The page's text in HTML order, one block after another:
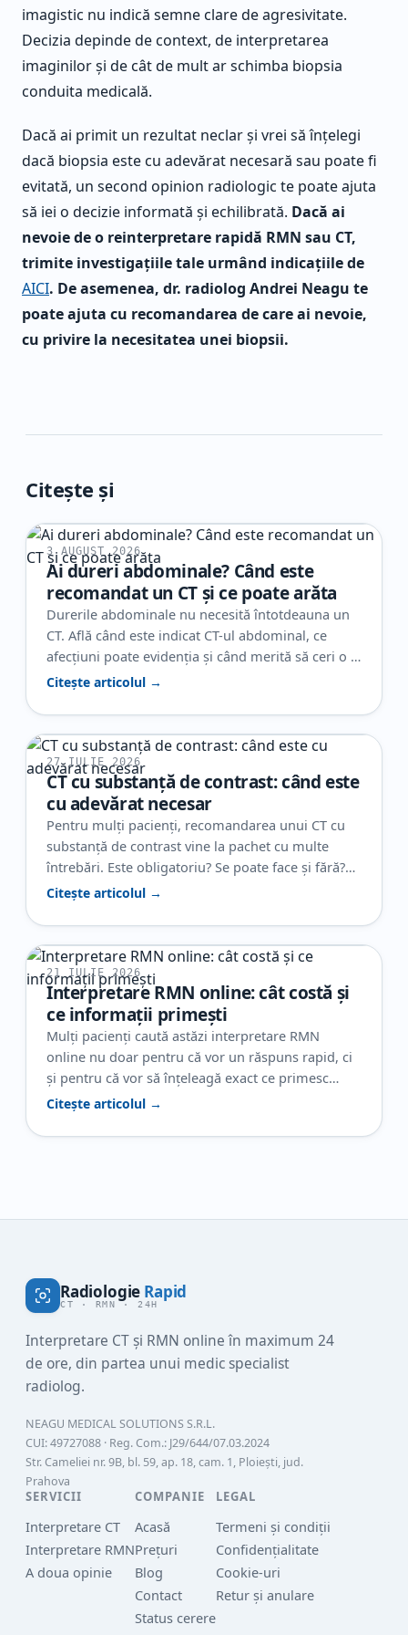
imagistic nu indică semne clare de agresivitate.
Decizia depinde de context, de interpretarea
imaginilor și de cât de mult ar schimba biopsia
conduita medicală.
Dacă ai primit un rezultat neclar și vrei să înțelegi
dacă biopsia este cu adevărat necesară sau poate fi
evitată, un second opinion radiologic te poate ajuta
să iei o decizie informată și echilibrată. Dacă ai
nevoie de o reinterpretare rapidă RMN sau CT,
trimite investigațiile tale urmând indicațiile de
AICI. De asemenea, dr. radiolog Andrei Neagu te
poate ajuta cu recomandarea de care ai nevoie,
cu privire la necesitatea unei biopsii.
Citește și
3 AUGUST 2026
Ai dureri abdominale? Când este
recomandat un CT și ce poate arăta
Durerile abdominale nu necesită întotdeauna un
CT. Află când este indicat CT-ul abdominal, ce
afecțiuni poate evidenția și când merită să ceri o a
doua opinie radiologică.
Citește articolul →
27 IULIE 2026
CT cu substanță de contrast: când este
cu adevărat necesar
Pentru mulți pacienți, recomandarea unui CT cu
substanță de contrast vine la pachet cu multe
întrebări. Este obligatoriu? Se poate face și fără?
Ajută cu adevărat la diagnostic? Și, poate cel mai
caz și nu în altul? În realitate, contrastul nu este
folosit automat la orice CT. El…
Citește articolul →
21 IULIE 2026
Interpretare RMN online: cât costă și
ce informații primești
Mulți pacienți caută astăzi interpretare RMN
online nu doar pentru că vor un răspuns rapid, ci
și pentru că vor să înțeleagă exact ce primesc
pentru banii plătiți. Când ai deja o investigație, dar
opinie, contează foarte mult să știi și cât costă
Citește articolul →
Radiologie Rapid
CT · RMN · 24H
Interpretare CT și RMN online în maximum 24
de ore, din partea unui medic specialist
radiolog.
NEAGU MEDICAL SOLUTIONS S.R.L.
CUI:49727088 · Reg. Com.: J29/644/07.03.2024
Str. Cameliei nr. 9B, bl. 59, ap. 18, cam. 1, Ploiești, jud.
Prahova
SERVICII
Interpretare CT
Interpretare RMN
A doua opinie
COMPANIE
Acasă
Prețuri
Blog
Contact
Status cerere
LEGAL
Termeni și condiții
Confidențialitate
Cookie-uri
Retur și anulare